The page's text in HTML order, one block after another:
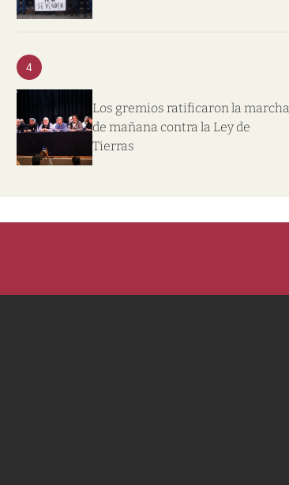
4
Los gremios ratificaron la marcha
de mañana contra la Ley de
Tierras